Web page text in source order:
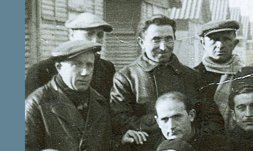
Aller au contenu principal